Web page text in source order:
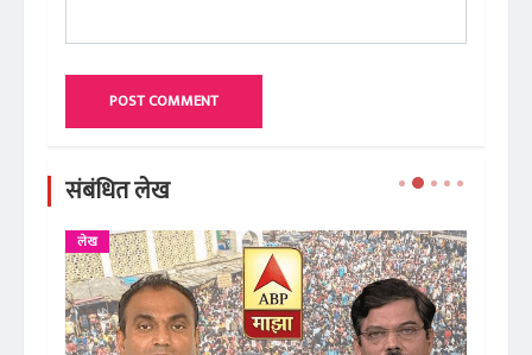
POST COMMENT
संबंधित लेख
लेख